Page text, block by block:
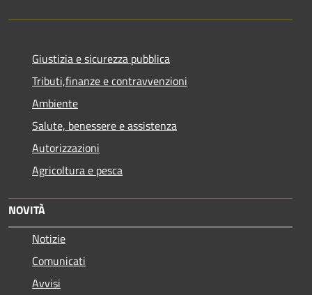
Giustizia e sicurezza pubblica
Tributi,finanze e contravvenzioni
Ambiente
Salute, benessere e assistenza
Autorizzazioni
Agricoltura e pesca
NOVITÀ
Notizie
Comunicati
Avvisi